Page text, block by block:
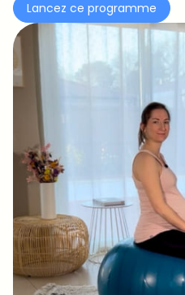
Lancez ce programme